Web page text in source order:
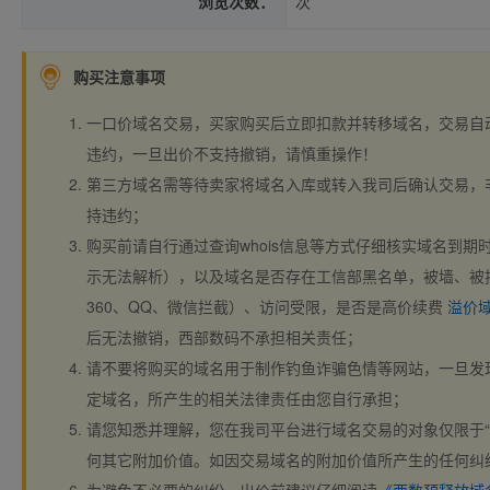
购买注意事项
一口价域名交易，买家购买后立即扣款并转移域名，交易
违约，一旦出价不支持撤销，请慎重操作！
第三方域名需等待卖家将域名入库或转入我司后确认交易
持违约；
购买前请自行通过查询whois信息等方式仔细核实域名到期
示无法解析），以及域名是否存在工信部黑名单，被墙、
360、QQ、微信拦截）、访问受限，是否是高价续费 溢价
后无法撤销，西部数码不承担相关责任；
请不要将购买的域名用于制作钓鱼诈骗色情等网站，一旦
定域名，所产生的相关法律责任由您自行承担；
请您知悉并理解，您在我司平台进行域名交易的对象仅限于
何其它附加价值。如因交易域名的附加价值所产生的任何